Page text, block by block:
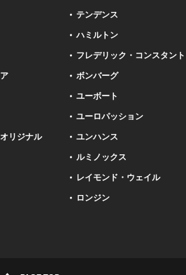
リジナル
テンデンス
ハミルトン
フレデリック・コンスタント
ボンバーグ
ユーボート
ユーロパッション
ユンハンス
ルミノックス
レイモンド・ウェイル
ロンジン